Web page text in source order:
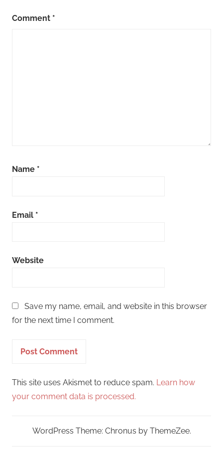
Comment *
Name *
Email *
Website
Save my name, email, and website in this browser
for the next time I comment.
This site uses Akismet to reduce spam. Learn how
your comment data is processed.
WordPress Theme: Chronus by ThemeZee.